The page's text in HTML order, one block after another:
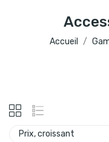
Accueil
Prix, croissant